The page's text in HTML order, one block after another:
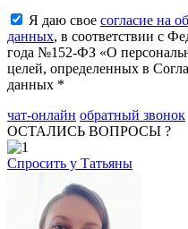
Я даю свое согласие на
данных, в соответствии с
года №152-ФЗ «О
целей, определенных в
данных *
чат-онлайн обратный звонок
ОСТАЛИСЬ ВОПРОСЫ ?
Спросить у Татьяны